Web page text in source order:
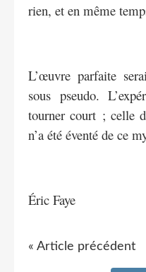
rien, et en même
L’œuvre parfaite
sous pseudo.
tourner court ; celle
n’a été éventé de ce
Éric Faye
« Article précédent